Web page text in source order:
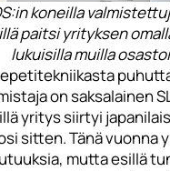
koneilla
paitsi yrityksen
lukuisilla muilla
on saksalainen
yritys siirtyi
sitten. Tänä vuonna
mutta esillä